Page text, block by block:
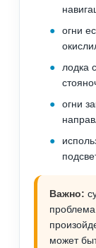
огни
лодка
огни
Важно:
может